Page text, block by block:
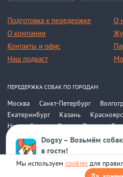
Dogsy – Возьмём
в гости!
Бесплатно в Google Play
На
Подготовка к передержке
О компании
Контакты и офис
Наш подкаст
О
© 2015-2026, ООО «Догси»
Политика конфиденциальности
ПЕРЕДЕРЖКА СОБАК ПО ГОРОДАМ
Москва Санкт-Петербург
Екатеринбург
Казань
Новосибирск
Омск Пермь
Саратов
Уфа Челябинск Все
Мы используем cookies для